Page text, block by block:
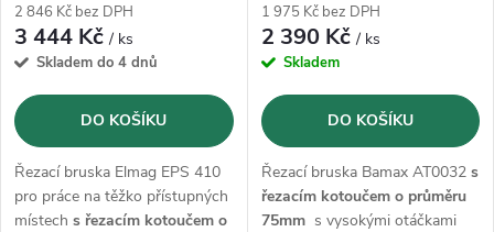
2 846 Kč bez DPH
3 444 Kč/ ks
Skladem do 4 dnů
DO KOŠÍKU
Řezací bruska Elmag EPS 410
pro práce na těžko přístupných
místech s řezacím kotoučem o
1 975 Kč bez DPH
2 390 Kč/ ks
Skladem
DO KOŠÍKU
Řezací bruska Bamax AT0032 s
řezacím kotoučem o průměru
75mms vysokými otáčkami